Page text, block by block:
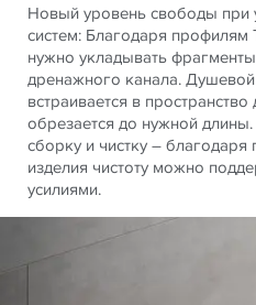
Новый уровень свободы при
систем: Благодаря профилям
нужно укладывать
дренажного канала.
встраивается в
обрезается до нужной
сборку и чистку –
изделия чистоту можно
усилиями.